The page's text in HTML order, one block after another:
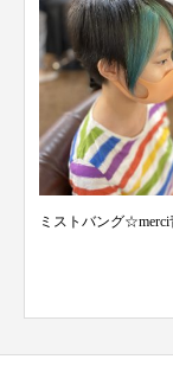
1/24 スタッフ検温結